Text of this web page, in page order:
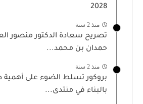
2028
منذ 2 سنة
تصريح سعادة الدكتور منصور
حمدان بن محمد...
منذ 2 سنة
بروكور تسلط الضوء على أهمية
بالبناء في منتدى...